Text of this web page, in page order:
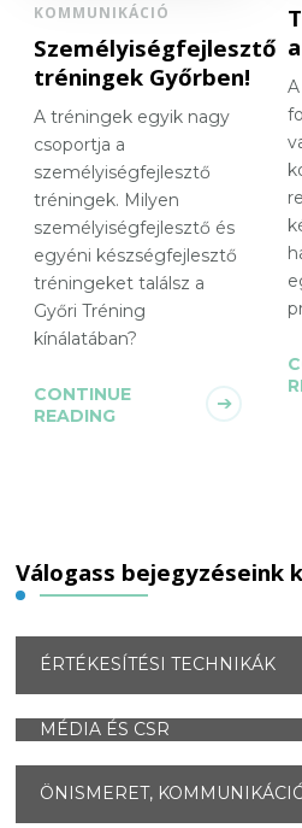
KOMMUNIKÁCIÓ
Személyiségfejlesztő
tréningek Győrben!
A tréningek egyik nagy
csoportja a
személyiségfejlesztő
tréningek. Milyen
személyiségfejlesztő és
egyéni készségfejlesztő
tréningeket találsz a
Győri Tréning
kínálatában?
CONTINUE
READING
Válogass bejegyzéseink
ÉRTÉKESÍTÉSI TECHNIKÁK
MÉDIA ÉS CSR
ÖNISMERET,